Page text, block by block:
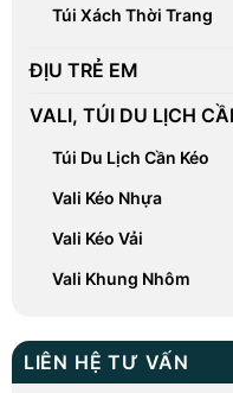
Túi Xách Thời Trang
ĐỊU TRẺ EM
VALI, TÚI DU LỊCH
Túi Du Lịch Cần Kéo
Vali Kéo Nhựa
Vali Kéo Vải
Vali Khung Nhôm
LIÊN HỆ TƯ VẤN